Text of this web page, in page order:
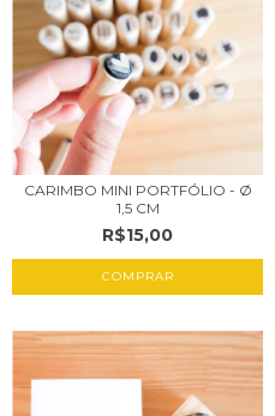
CARIMBO MINI PORTFÓLIO - Ø
1,5 CM
R$15,00
COMPRAR